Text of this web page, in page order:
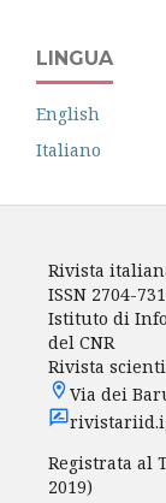
LINGUA
English
Italiano
Rivista
ISSN 2704-
Istituto di
del CNR
Rivista
Via dei
Registrata al
2019)